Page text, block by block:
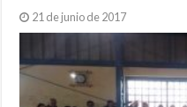
21 de junio de 2017